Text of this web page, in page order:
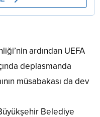
ardından UEFA
deplasmanda
müsabakası da dev
Belediye